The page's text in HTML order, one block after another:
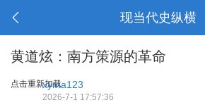
现当代史纵横
黄道炫：南方策源的革命
点击重新加载xyma123
2026-7-1 17:57:36